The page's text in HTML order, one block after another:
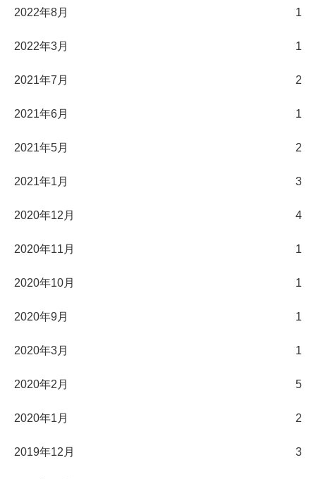
2022年8月 1
2022年3月 1
2021年7月 2
2021年6月 1
2021年5月 2
2021年1月 3
2020年12月 4
2020年11月 1
2020年10月 1
2020年9月 1
2020年3月 1
2020年2月 5
2020年1月 2
2019年12月 3